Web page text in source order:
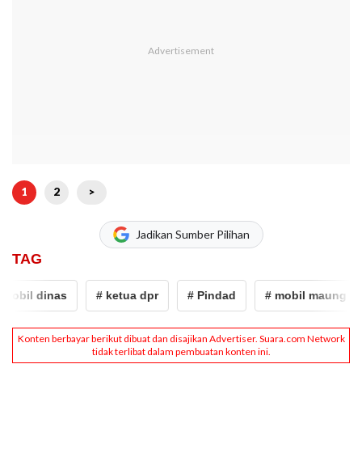
1 2 >
Jadikan Sumber Pilihan
TAG
dinas # ketua dpr # Pindad # mobil maung